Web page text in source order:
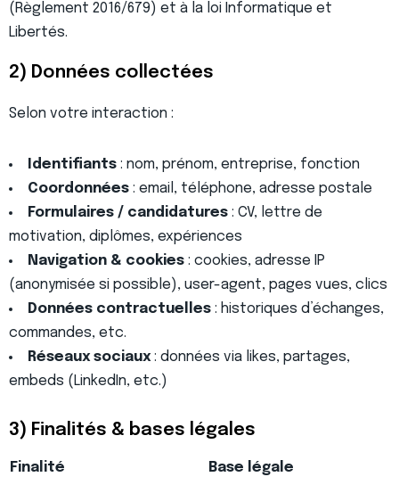
(Règlement 2016/679) et à la loi Informatique et
Libertés.
2) Données collectées
Selon votre interaction :
Identifiants : nom, prénom, entreprise, fonction
Coordonnées : email, téléphone, adresse postale
Formulaires / candidatures : CV, lettre de
motivation, diplômes, expériences
Navigation & cookies : cookies, adresse IP
(anonymisée si possible), user-agent, pages vues, clics
Données contractuelles : historiques d’échanges,
commandes, etc.
Réseaux sociaux: données via likes, partages,
embeds (LinkedIn, etc.)
3) Finalités & bases légales
Finalité
Base légale